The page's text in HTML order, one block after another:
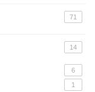
71
14
6
1